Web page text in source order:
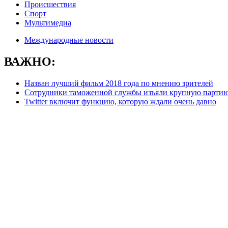
Происшествия
Спорт
Мультимедиа
Международные новости
ВАЖНО:
Назван лучший фильм 2018 года по мнению зрителей
Сотрудники таможенной службы изъяли крупную
Twitter включит функцию, которую ждали очень давно